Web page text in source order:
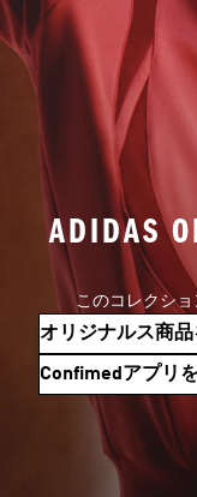
ADIDAS
このコレクショ
オリジナルス商品
Confimedアプリ